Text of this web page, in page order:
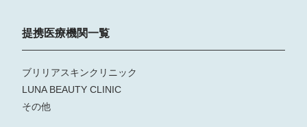
提携医療機関一覧
ブリリアスキンクリニック
LUNA BEAUTY CLINIC
その他